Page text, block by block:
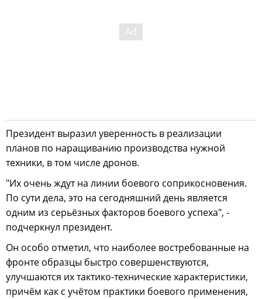
Президент выразил уверенность в реализации
планов по наращиванию производства нужной
техники, в том числе дронов.
"Их очень ждут на линии боевого соприкосновения.
По сути дела, это на сегодняшний день является
одним из серьёзных факторов боевого успеха", -
подчеркнул президент.
Он особо отметил, что наиболее востребованные на
фронте образцы быстро совершенствуются,
улучшаются их тактико-технические характеристики,
причём как с учётом практики боевого применения,